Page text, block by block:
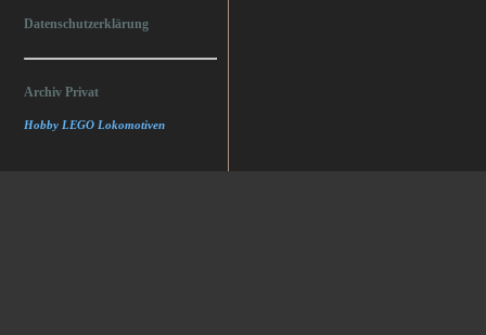
Datenschutzerklärung
Archiv Privat
Hobby LEGO Lokomotiven